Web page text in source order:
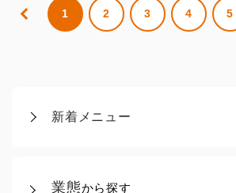
新着メニュー
業態から探す
1 2 3 4 5